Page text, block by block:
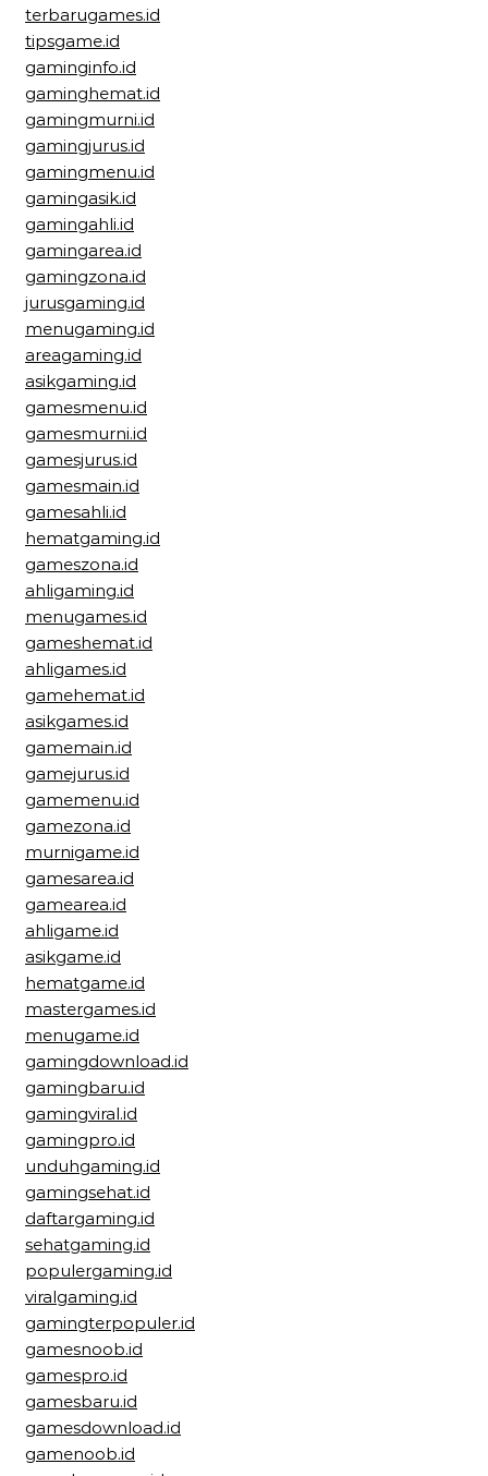
terbarugames.id
tipsgame.id
gaminginfo.id
gaminghemat.id
gamingmurni.id
gamingjurus.id
gamingmenu.id
gamingasik.id
gamingahli.id
gamingarea.id
gamingzona.id
jurusgaming.id
menugaming.id
areagaming.id
asikgaming.id
gamesmenu.id
gamesmurni.id
gamesjurus.id
gamesmain.id
gamesahli.id
hematgaming.id
gameszona.id
ahligaming.id
menugames.id
gameshemat.id
ahligames.id
gamehemat.id
asikgames.id
gamemain.id
gamejurus.id
gamemenu.id
gamezona.id
murnigame.id
gamesarea.id
gamearea.id
ahligame.id
asikgame.id
hematgame.id
mastergames.id
menugame.id
gamingdownload.id
gamingbaru.id
gamingviral.id
gamingpro.id
unduhgaming.id
gamingsehat.id
daftargaming.id
sehatgaming.id
populergaming.id
viralgaming.id
gamingterpopuler.id
gamesnoob.id
gamespro.id
gamesbaru.id
gamesdownload.id
gamenoob.id